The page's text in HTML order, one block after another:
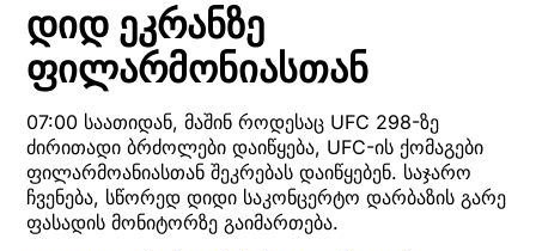
დიდ ეკრანზე
ფილარმონიასთან
07:00 საათიდან, მაშინ როდესაც UFC 298-ზე
ძირითადი ბრძოლები დაიწყება, UFC-ის ქომაგები
ფილარმოანიასთან შეკრებას დაიწყებენ. საჯარო
ჩვენება, სწორედ დიდი საკონცერტო დარბაზის გარე
ფასადის მონიტორზე გაიმართება.